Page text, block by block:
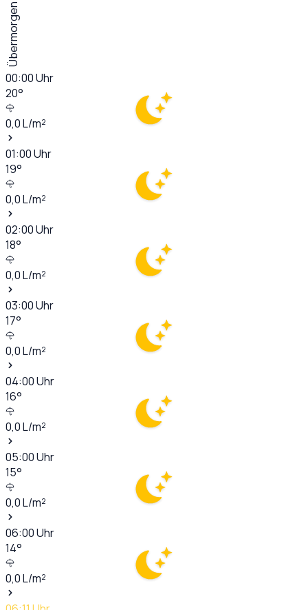
Übermorgen
00:00Uhr
20°
0,0L/m²
01:00Uhr
19°
0,0L/m²
02:00Uhr
18°
0,0L/m²
03:00Uhr
17°
0,0L/m²
04:00Uhr
16°
0,0L/m²
05:00Uhr
15°
0,0L/m²
06:00Uhr
14°
0,0L/m²